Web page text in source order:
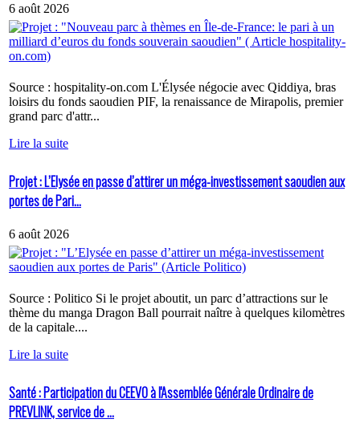
6 août 2026
Source : hospitality-on.com L'Élysée négocie avec Qiddiya, bras
loisirs du fonds saoudien PIF, la renaissance de Mirapolis, premier
grand parc d'attr...
Lire la suite
Projet : L’Elysée en passe d’attirer un méga-investissement saoudien aux
portes de Pari...
6 août 2026
Source : Politico Si le projet aboutit, un parc d’attractions sur le
thème du manga Dragon Ball pourrait naître à quelques kilomètres
de la capitale....
Lire la suite
Santé : Participation du CEEVO à l'Assemblée Générale Ordinaire de
PREVLINK, service de ...